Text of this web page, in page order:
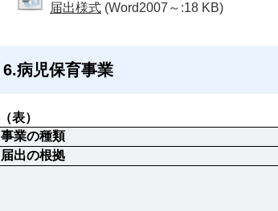
届出様式 (Word2007～:18 KB)
6.病児保育事業
（表）
事業の種類
届出の根拠